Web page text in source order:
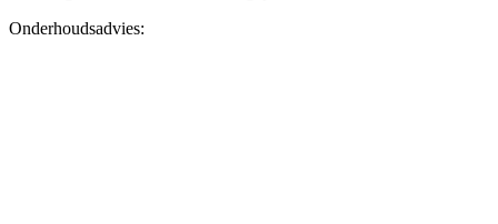
Onderhoudsadvies: